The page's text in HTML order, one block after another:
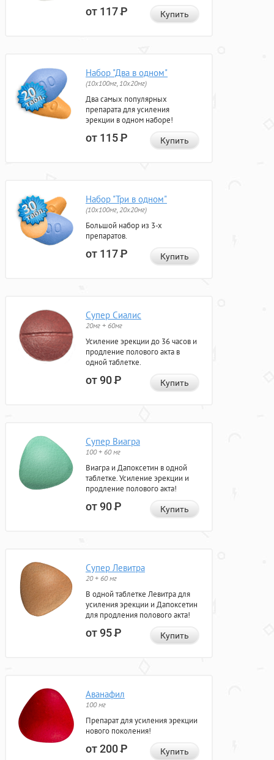
от 117Р Купить
Набор "Два в одном"
(10x100мг, 10x20мг)
Два самых популярных
препарата для усиления
эрекции в одном наборе!
от 115Р Купить
Набор "Три в одном"
(10x100мг, 20x20мг)
Большой набор из 3-х
препаратов.
от 117Р Купить
Супер Сиалис
20мг + 60мг
Усиление эрекции до 36 часов и
продление полового акта в
одной таблетке.
от 90Р Купить
Супер Виагра
100 + 60 мг
Виагра и Дапоксетин в одной
таблетке. Усиление эрекции и
продление полового акта!
от 90Р Купить
Супер Левитра
20 + 60 мг
В одной таблетке Левитра для
усиления эрекции и Дапоксетин
для продления полового акта!
от 95Р Купить
Аванафил
100 мг
Препарат для усиления эрекции
нового поколения!
от 200Р Купить